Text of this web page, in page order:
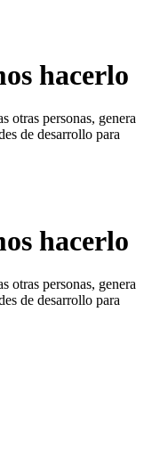
hacerlo
otras personas, genera
de desarrollo para
hacerlo
otras personas, genera
de desarrollo para